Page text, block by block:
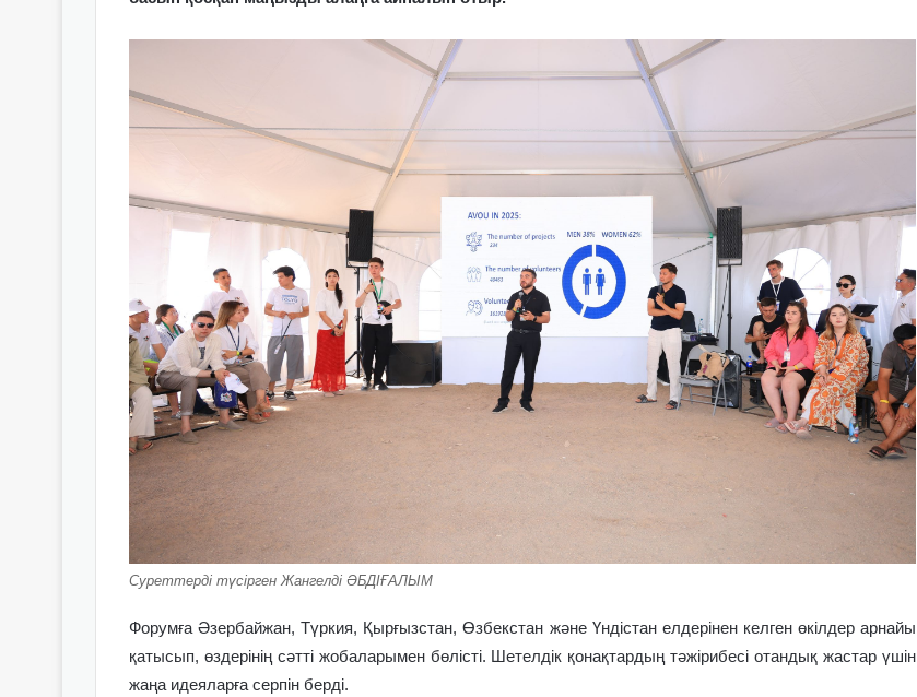
Суреттерді түсірген Жангелді ӘБДІҒАЛЫМ
Форумға Әзербайжан, Түркия, Қырғызстан, Өзбекстан және Үндістан елдерінен келген өкілдер арнайы
қатысып, өздерінің сәтті жобаларымен бөлісті. Шетелдік қонақтардың тәжірибесі отандық жастар үшін
жаңа идеяларға серпін берді.